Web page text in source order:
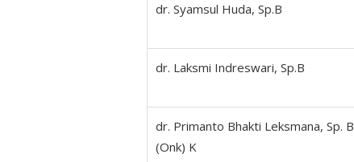
dr. Syamsul Huda, Sp.B
dr. Laksmi Indreswari, Sp.B
dr. Primanto Bhakti Leksmana, Sp. B
(Onk) K